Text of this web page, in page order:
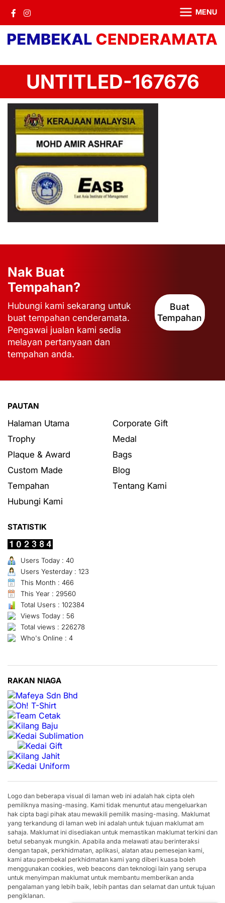
MENU
UNTITLED-167676
Nak Buat
Tempahan?
Hubungi kami sekarang untuk
buat tempahan cenderamata.
Pengawai jualan kami sedia
melayan pertanyaan dan
tempahan anda.
Buat
Tempahan
PAUTAN
Halaman Utama
Corporate Gift
Trophy
Medal
Plaque & Award
Bags
Custom Made
Blog
Tempahan
Tentang Kami
Hubungi Kami
STATISTIK
Users Today : 40
Users Yesterday : 123
This Month : 466
This Year : 29560
Total Users : 102384
Views Today : 56
Total views : 226278
Who's Online : 4
RAKAN NIAGA
Logo dan beberapa visual di laman web ini adalah hak cipta oleh
pemiliknya masing-masing. Kami tidak menuntut atau mengeluarkan
hak cipta bagi pihak atau mewakili pemilik masing-masing. Maklumat
yang terkandung di laman web ini adalah untuk tujuan maklumat am
sahaja. Maklumat ini disediakan untuk memastikan maklumat terkini dan
betul sebanyak mungkin. Apabila anda melawati atau berinteraksi
dengan tapak, perkhidmatan, aplikasi, alatan atau pemesejan kami,
kami atau pembekal perkhidmatan kami yang diberi kuasa boleh
menggunakan cookies, web beacons dan teknologi lain yang serupa
untuk menyimpan maklumat untuk membantu memberikan anda
pengalaman yang lebih baik, lebih pantas dan selamat dan untuk tujuan
pengiklanan.